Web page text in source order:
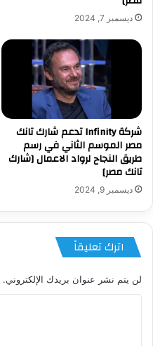
ديسمبر 7, 2024
شركة Infinity تدعم شارك تانك
مصر الموسم الثاني في رسم
طريق النجاح لرواد الاعمال [شارك
تانك مصر]
ديسمبر 9, 2024
اترك تعليقاً
لن يتم نشر عنوان بريدك الإلكتروني.